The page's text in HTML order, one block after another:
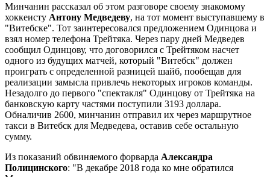
Минчанин рассказал об этом разговоре своему знакомому
хоккеисту Антону Медведеву, на тот момент выступавшему в
"Витебске". Тот заинтересовался предложением Одинцова и
взял номер телефона Трейтяка. Через пару дней Медведев
сообщил Одинцову, что договорился с Трейтяком насчет
одного из будущих матчей, который "Витебск" должен
проиграть с определенной разницей шайб, пообещав для
реализации замысла привлечь некоторых игроков команды.
Незадолго до первого "спектакля" Одинцову от Трейтяка на
банковскую карту частями поступили 3193 доллара.
Обналичив 2600, минчанин отправил их через маршрутное
такси в Витебск для Медведева, оставив себе остальную
сумму.
Из показаний обвиняемого форварда Александра
Полицинского: "В декабре 2018 года ко мне обратился